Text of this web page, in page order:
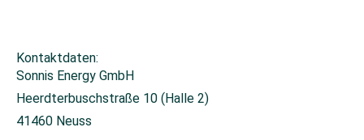
Kontaktdaten:
Sonnis Energy GmbH
Heerdterbuschstraße 10 (Halle 2)
41460 Neuss